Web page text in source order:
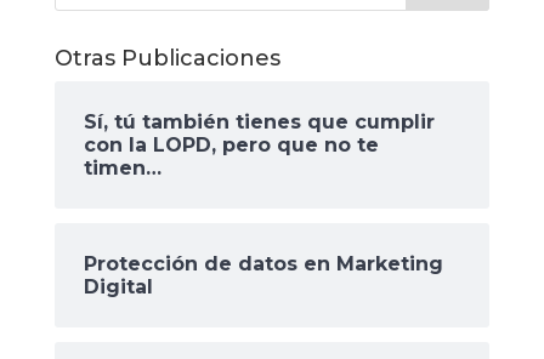
Otras Publicaciones
Sí, tú también tienes que cumplir
con la LOPD, pero que no te
timen…
Protección de datos en Marketing
Digital